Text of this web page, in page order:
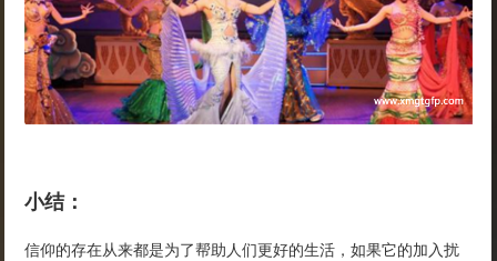
小结：
信仰的存在从来都是为了帮助人们更好的生活，如果它的加入扰